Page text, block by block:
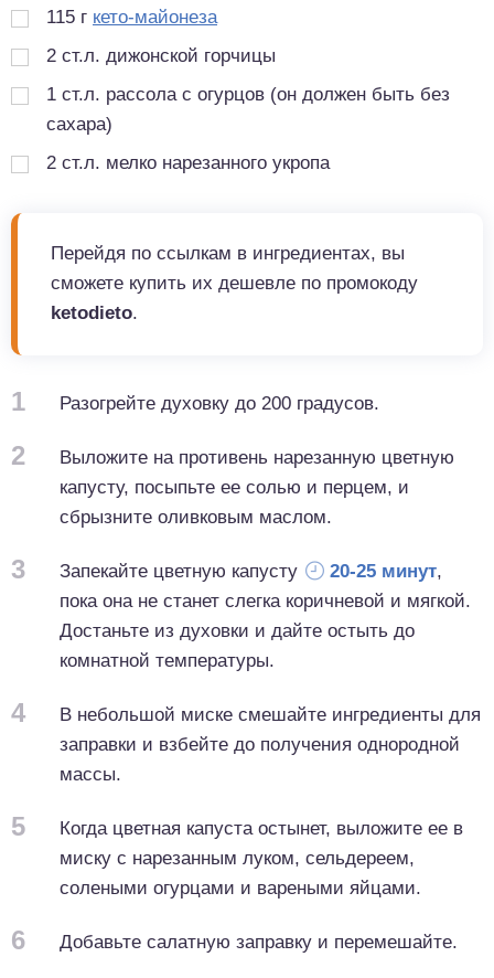
115 г кето-майонеза
2 ст.л. дижонской горчицы
1 ст.л. рассола с огурцов (он должен быть без
сахара)
2 ст.л. мелко нарезанного укропа
Перейдя по ссылкам в ингредиентах, вы
сможете купить их дешевле по промокоду
ketodieto.
1 Разогрейте духовку до 200 градусов.
2
Выложите на противень нарезанную цветную
капусту, посыпьте ее солью и перцем, и
сбрызните оливковым маслом.
3 Запекайте цветную капусту 20-25 минут,
пока она не станет слегка коричневой и мягкой.
Достаньте из духовки и дайте остыть до
комнатной температуры.
4
В небольшой миске смешайте ингредиенты для
заправки и взбейте до получения однородной
массы.
5
Когда цветная капуста остынет, выложите ее в
миску с нарезанным луком, сельдереем,
солеными огурцами и вареными яйцами.
6 Добавьте салатную заправку и перемешайте.